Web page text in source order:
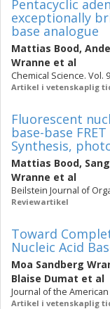
Pentacyclic
exceptionally
base analogue
Mattias Bood,
Wranne et al
Chemical Science. Vol.
Artikel i vetenskaplig
Fluorescent
base-base
Synthesis,
Mattias Bood,
Wranne et al
Beilstein Journal of
Reviewartikel
Toward
Nucleic Acid
Moa Sandberg
Blaise Dumat et al
Journal of the American
Artikel i vetenskaplig